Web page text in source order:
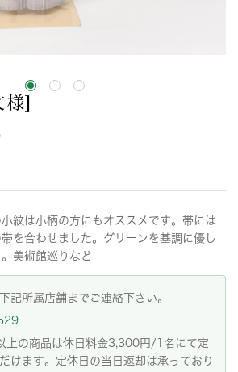
様]
紋は小柄の方にもオススメです。帯には
を合わせました。グリーンを基調に優し
美術館巡りなど
記所属店舗までご連絡下さい。
の商品は休日料金3,300円/1名にて定
けます。定休日の当日返却は承っており